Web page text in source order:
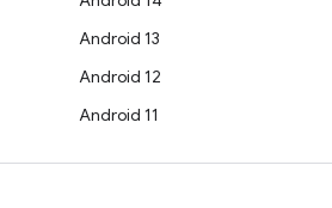
Android 13
Android 12
Android 11